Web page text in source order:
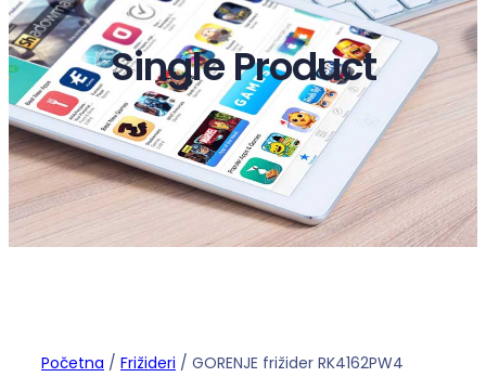
Single Product
Početna / Frižideri / GORENJE frižider RK4162PW4